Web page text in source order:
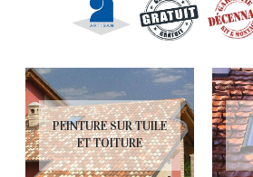
PEINTURE SUR TUILE
ET TOITURE